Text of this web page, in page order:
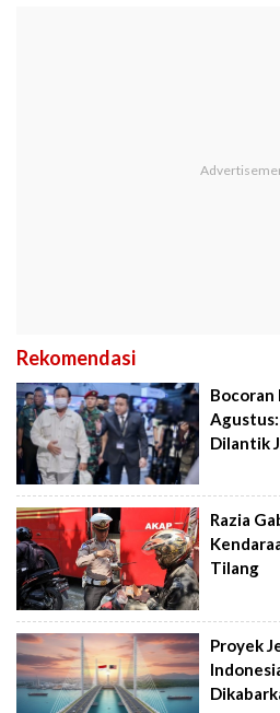
Rekomendasi
Bocoran
Dilantik
Razia
Tilang
Proyek